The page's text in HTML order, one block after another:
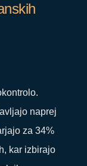
naprej
za 34%
kar izbirajo